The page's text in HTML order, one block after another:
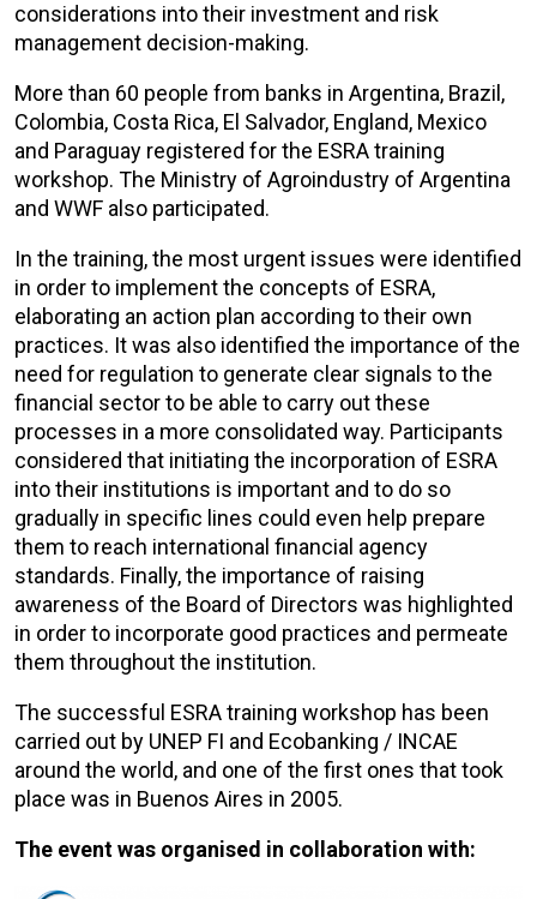
considerations into their investment and risk
management decision-making.
More than 60 people from banks in Argentina, Brazil,
Colombia, Costa Rica, El Salvador, England, Mexico
and Paraguay registered for the ESRA training
workshop. The Ministry of Agroindustry of Argentina
and WWF also participated.
In the training, the most urgent issues were identified
in order to implement the concepts of ESRA,
elaborating an action plan according to their own
practices. It was also identified the importance of the
need for regulation to generate clear signals to the
financial sector to be able to carry out these
processes in a more consolidated way. Participants
considered that initiating the incorporation of ESRA
into their institutions is important and to do so
gradually in specific lines could even help prepare
them to reach international financial agency
standards. Finally, the importance of raising
awareness of the Board of Directors was highlighted
in order to incorporate good practices and permeate
them throughout the institution.
The successful ESRA training workshop has been
carried out by UNEP FI and Ecobanking / INCAE
around the world, and one of the first ones that took
place was in Buenos Aires in 2005.
The event was organised in collaboration with: